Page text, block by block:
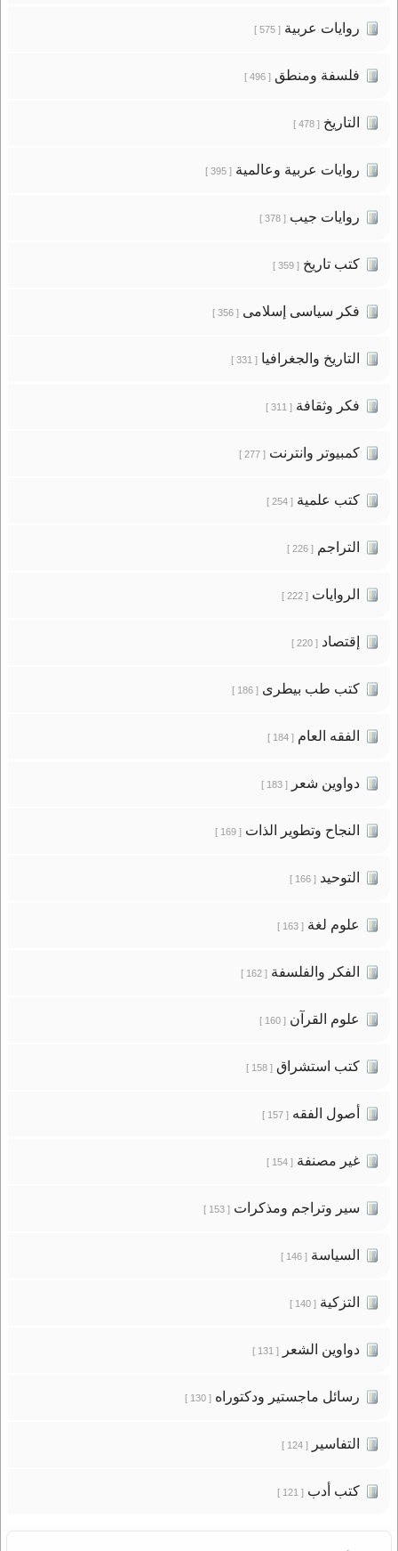
روايات عربية[ 575 ]
فلسفة ومنطق[ 496 ]
التاريخ[ 478 ]
روايات عربية وعالمية[ 395 ]
روايات جيب[ 378 ]
كتب تاريخ[ 359 ]
فكر سياسى إسلامى[ 356 ]
التاريخ والجغرافيا[ 331 ]
فكر وثقافة[ 311 ]
كمبيوتر وانترنت[ 277 ]
كتب علمية[ 254 ]
التراجم[ 226 ]
الروايات[ 222 ]
إقتصاد[ 220 ]
كتب طب بيطرى[ 186 ]
الفقه العام[ 184 ]
دواوين شعر[ 183 ]
النجاح وتطوير الذات[ 169 ]
التوحيد[ 166 ]
علوم لغة[ 163 ]
الفكر والفلسفة[ 162 ]
علوم القرآن[ 160 ]
كتب استشراق[ 158 ]
أصول الفقه[ 157 ]
غير مصنفة[ 154 ]
سير وتراجم ومذكرات[ 153 ]
السياسة[ 146 ]
التزكية[ 140 ]
دواوين الشعر[ 131 ]
رسائل ماجستير ودكتوراه[ 130 ]
التفاسير[ 124 ]
كتب أدب[ 121 ]